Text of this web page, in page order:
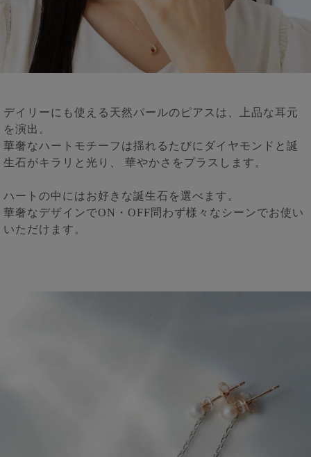
デイリーにも使える天然パールのピアスは、上品な耳元
を演出。
華奢なハートモチーフは揺れるたびにダイヤモンドと誕
生石がキラリと光り、 華やかさをプラスします。
ハートの中にはお好きな誕生石を選べます。
華奢なデザインでON・OFF問わず様々なシーンでお使い
いただけます。